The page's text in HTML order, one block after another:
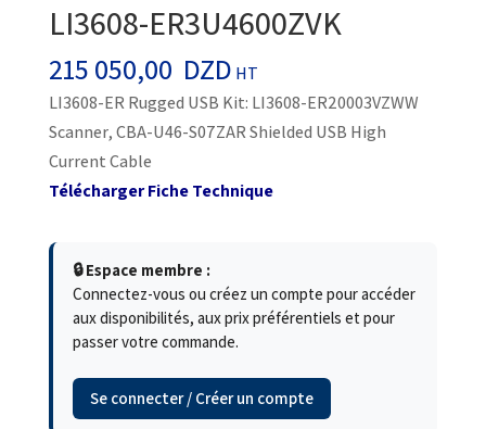
LI3608-ER3U4600ZVK
215 050,00 DZD HT
LI3608-ER Rugged USB Kit: LI3608-ER20003VZWW
Scanner, CBA-U46-S07ZAR Shielded USB High
Current Cable
Télécharger Fiche Technique
🔒 Espace membre :
Connectez-vous ou créez un compte pour accéder
aux disponibilités, aux prix préférentiels et pour
passer votre commande.
Se connecter / Créer un compte